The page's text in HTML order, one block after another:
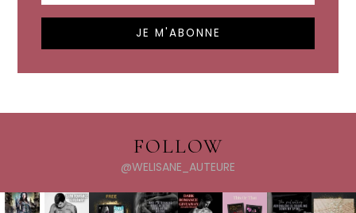
FOLLOW
@WELISANE_AUTEURE